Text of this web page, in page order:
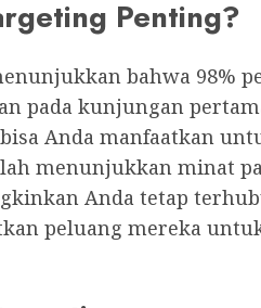
Penting?
bahwa 98%
pada kunjungan
Anda manfaatkan
menunjukkan minat
Anda tetap
peluang mereka